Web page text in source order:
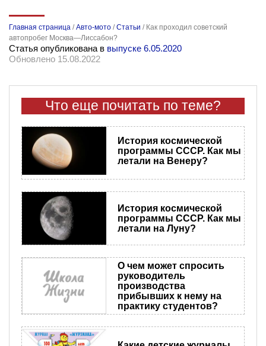
Главная страница /Авто-мото /Статьи / Как проходил советский
автопробег Москва—Лиссабон?
Статья опубликована в выпуске 6.05.2020
Обновлено 15.08.2022
Что еще почитать по теме?
История космической
программы СССР. Как мы
летали на Венеру?
История космической
программы СССР. Как мы
летали на Луну?
О чем может спросить
руководитель
производства
прибывших к нему на
практику студентов?